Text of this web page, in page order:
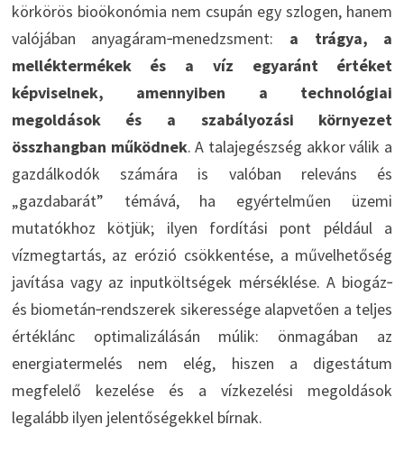
körkörös bioökonómia nem csupán egy szlogen, hanem
valójában anyagáram‑menedzsment: a trágya, a
melléktermékek és a víz egyaránt értéket
képviselnek, amennyiben a technológiai
megoldások és a szabályozási környezet
összhangban működnek. A talajegészség akkor válik a
gazdálkodók számára is valóban releváns és
„gazdabarát” témává, ha egyértelműen üzemi
mutatókhoz kötjük; ilyen fordítási pont például a
vízmegtartás, az erózió csökkentése, a művelhetőség
javítása vagy az inputköltségek mérséklése. A biogáz‑
és biometán‑rendszerek sikeressége alapvetően a teljes
értéklánc optimalizálásán múlik: önmagában az
energiatermelés nem elég, hiszen a digestátum
megfelelő kezelése és a vízkezelési megoldások
legalább ilyen jelentőségekkel bírnak.